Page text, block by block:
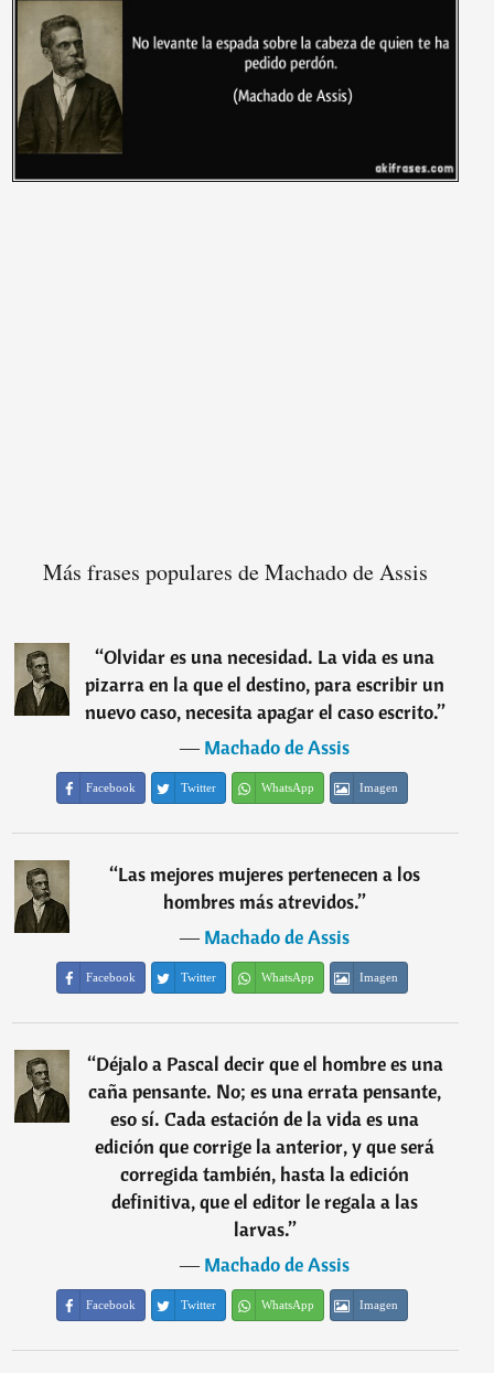
Más frases populares de Machado de Assis
“Olvidar es una necesidad. La vida es una
pizarra en la que el destino, para escribir un
nuevo caso, necesita apagar el caso escrito.”
―Machado de Assis
Facebook Twitter WhatsApp Imagen
“Las mejores mujeres pertenecen a los
hombres más atrevidos.”
―Machado de Assis
Facebook Twitter WhatsApp Imagen
“Déjalo a Pascal decir que el hombre es una
caña pensante. No; es una errata pensante,
eso sí. Cada estación de la vida es una
edición que corrige la anterior, y que será
corregida también, hasta la edición
definitiva, que el editor le regala a las
larvas.”
―Machado de Assis
Facebook Twitter WhatsApp Imagen